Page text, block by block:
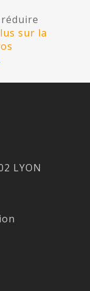
sur la
LYON